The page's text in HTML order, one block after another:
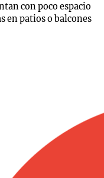
con poco espacio
patios o balcones